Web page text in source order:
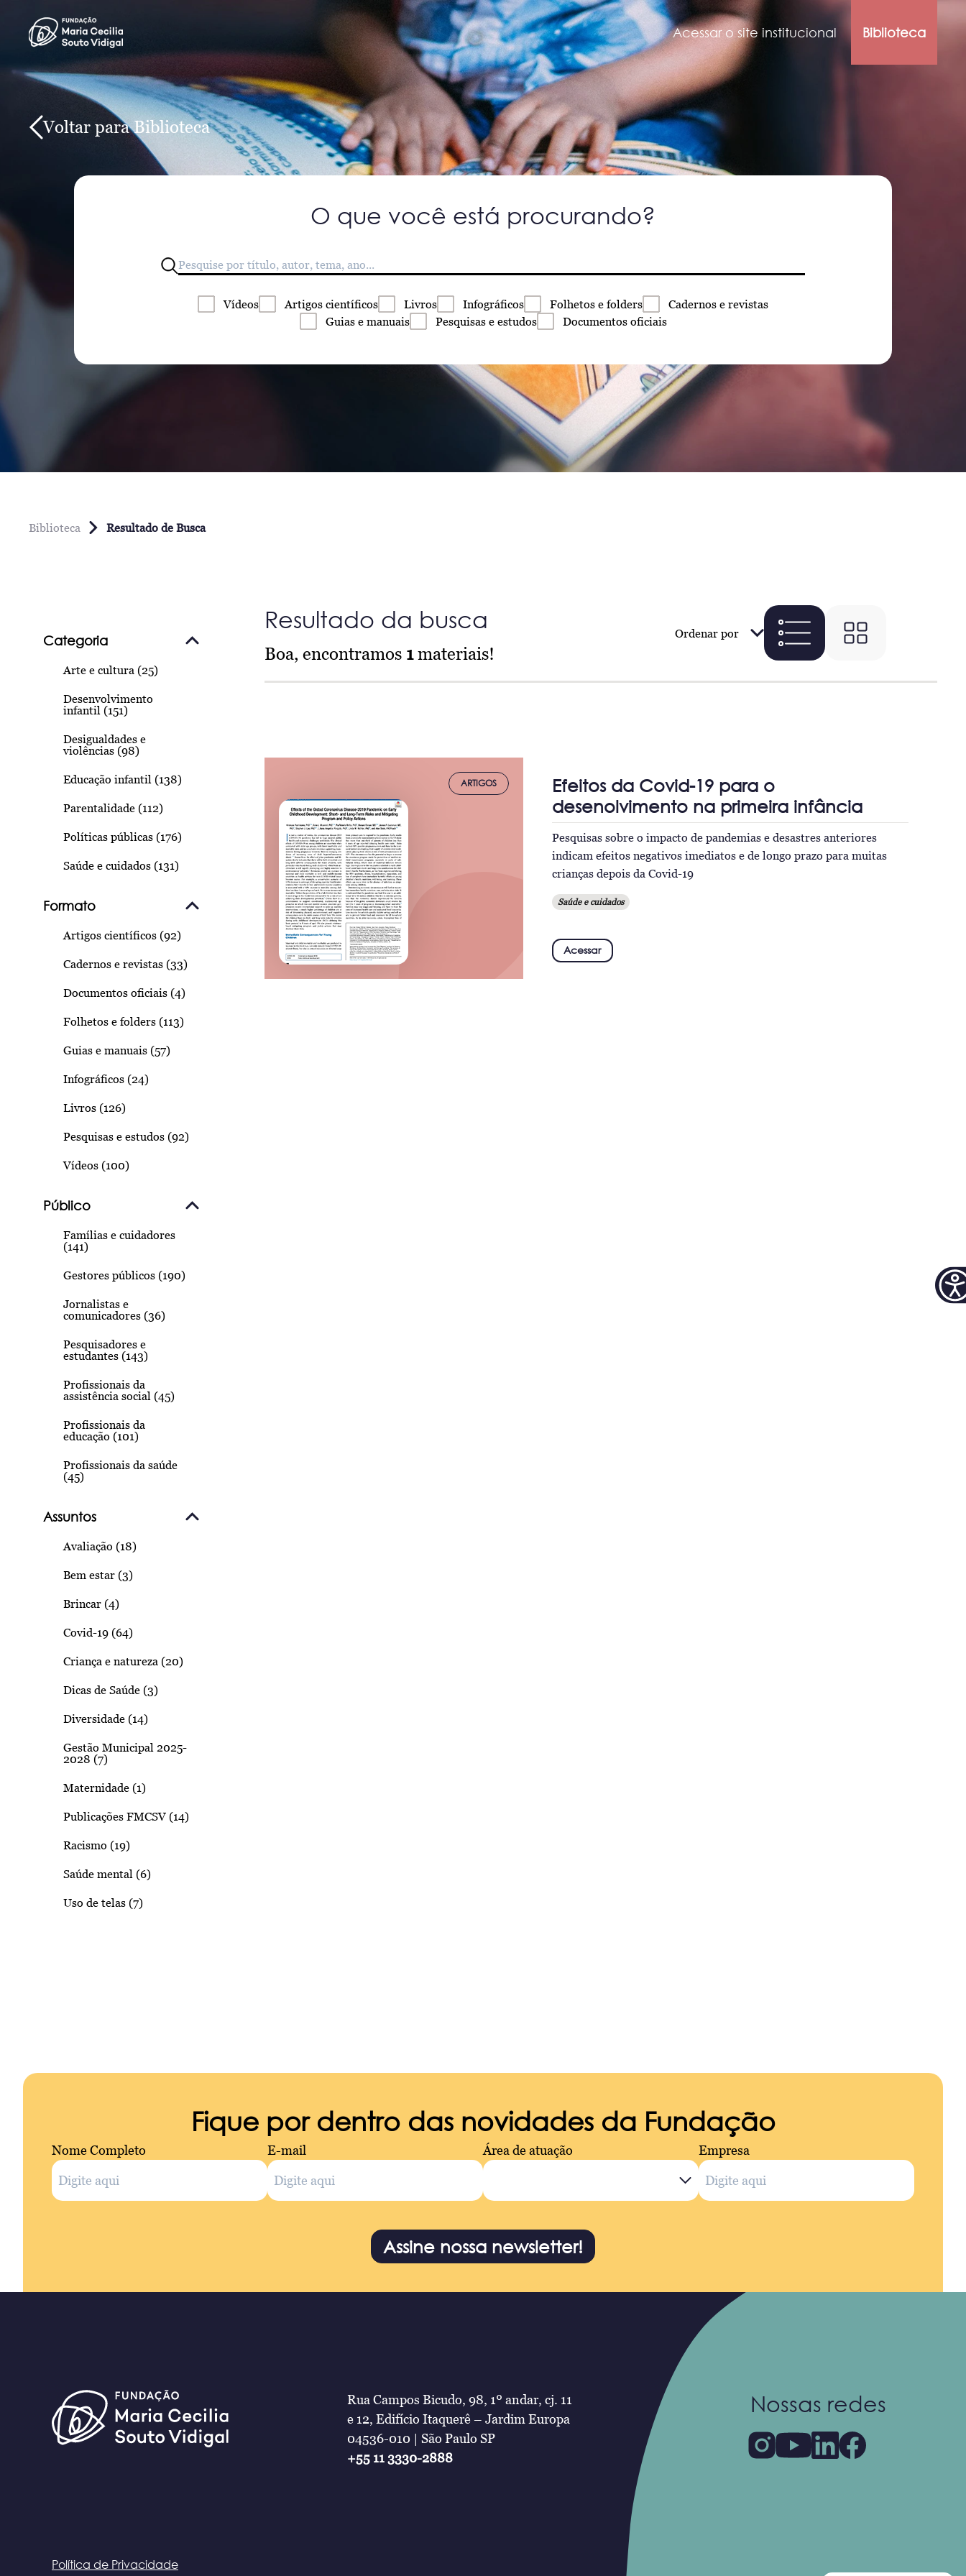
Acessar o site institucional Biblioteca
Voltar para Biblioteca
O que você está procurando?
Vídeos Artigos científicos Livros Infográficos Folhetos e folders Cadernos e revistas
Guias e manuais Pesquisas e estudos Documentos oficiais
Biblioteca Resultado de Busca
Categoria
Arte e cultura (25)
Desenvolvimento
infantil (151)
Desigualdades e
violências (98)
Educação infantil (138)
Parentalidade (112)
Políticas públicas (176)
Saúde e cuidados (131)
Formato
Artigos científicos (92)
Cadernos e revistas (33)
Documentos oficiais (4)
Folhetos e folders (113)
Guias e manuais (57)
Infográficos (24)
Livros (126)
Pesquisas e estudos (92)
Vídeos (100)
Público
Famílias e cuidadores
(141)
Gestores públicos (190)
Jornalistas e
comunicadores (36)
Pesquisadores e
estudantes (143)
Profissionais da
assistência social (45)
Profissionais da
educação (101)
Profissionais da saúde
(45)
Assuntos
Avaliação (18)
Bem estar (3)
Brincar (4)
Covid-19 (64)
Criança e natureza (20)
Dicas de Saúde (3)
Diversidade (14)
Gestão Municipal 2025-
2028 (7)
Maternidade (1)
Publicações FMCSV (14)
Racismo (19)
Saúde mental (6)
Uso de telas (7)
Resultado da busca
Boa, encontramos 1materiais!
Ordenar por
ARTIGOS
Efeitos da Covid-19 para o
desenolvimento na primeira infância
Pesquisas sobre o impacto de pandemias e desastres anteriores
indicam efeitos negativos imediatos e de longo prazo para muitas
crianças depois da Covid-19
Saúde e cuidados
Acessar
Fique por dentro das novidades da Fundação
Nome Completo E-mail Área de atuação Empresa
Assine nossa newsletter!
Rua Campos Bicudo, 98, 1º andar, cj. 11
e 12, Edifício Itaquerê – Jardim Europa
04536-010 | São Paulo SP
+55 11 3330-2888
Nossas redes
Política de Privacidade